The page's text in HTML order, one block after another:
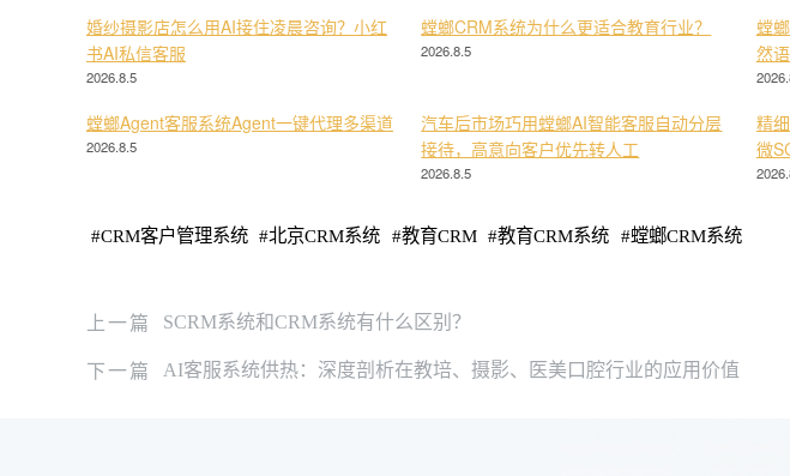
婚纱摄影店怎么用AI接住凌晨咨询？小红
书AI私信客服
2026.8.5
螳螂CRM系统为什么更适合教育行业？
2026.8.5
螳
然
螳螂Agent客服系统Agent一键代理多渠道
2026.8.5
汽车后市场巧用螳螂AI智能客服自动分层
接待，高意向客户优先转人工
2026.8.5
精
微
#CRM客户管理系统 #北京CRM系统 #教育CRM #教育CRM系统 #螳螂CRM系统
上一篇 SCRM系统和CRM系统有什么区别？
下一篇 AI客服系统供热：深度剖析在教培、摄影、医美口腔行业的应用价值